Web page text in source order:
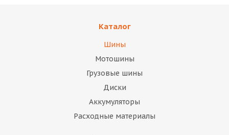
Каталог
Шины
Мотошины
Грузовые шины
Диски
Аккумуляторы
Расходные материалы